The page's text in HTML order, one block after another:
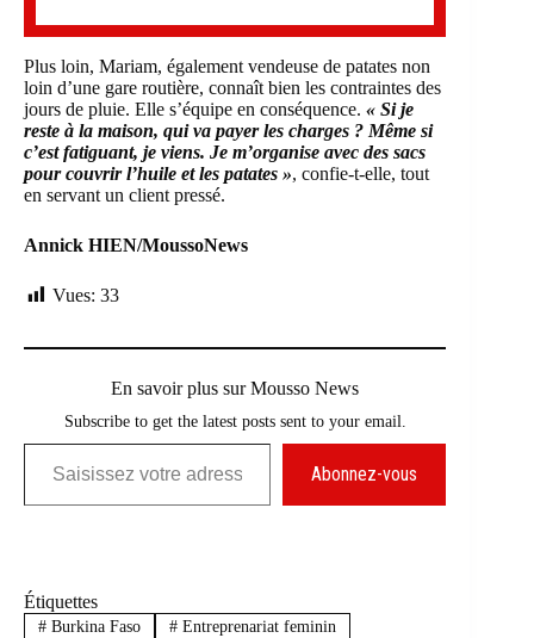
Plus loin, Mariam, également vendeuse de patates non
loin d’une gare routière, connaît bien les contraintes des
jours de pluie. Elle s’équipe en conséquence. « Si je
reste à la maison, qui va payer les charges ? Même si
c’est fatiguant, je viens. Je m’organise avec des sacs
pour couvrir l’huile et les patates », confie-t-elle, tout
en servant un client pressé.
Annick HIEN/MoussoNews
Vues: 33
En savoir plus sur Mousso News
Subscribe to get the latest posts sent to your email.
Saisissez votre adresse e-mail…
Abonnez-vous
Étiquettes
#Burkina Faso #Entreprenariat feminin